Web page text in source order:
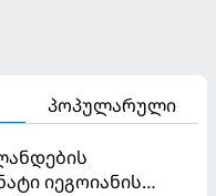
პოპულარული
იეგოიანის